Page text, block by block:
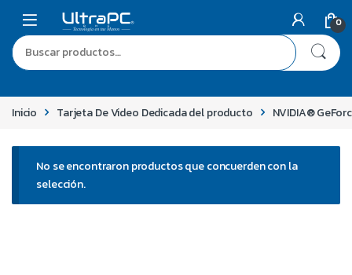
0
Inicio Tarjeta De Video Dedicada del producto NVIDIA®
No se encontraron productos que concuerden con la
selección.